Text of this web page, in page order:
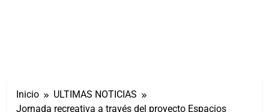
Inicio
ULTIMAS NOTICIAS
Jornada recreativa a través del proyecto Espacios